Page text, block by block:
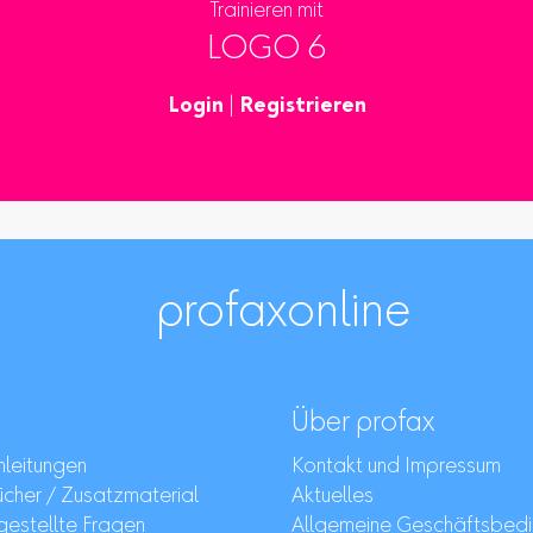
Trainieren mit
LOGO 6
Login Registrieren
profaxonline
/ Zusatzmaterial
Fragen
Über profax
Kontakt und Impressum
Aktuelles
Allgemeine